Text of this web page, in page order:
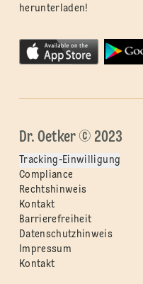
herunterladen!
Dr. Oetker © 2023
Tracking-Einwilligung
Compliance
Rechtshinweis
Kontakt
Barrierefreiheit
Datenschutzhinweis
Impressum
Kontakt